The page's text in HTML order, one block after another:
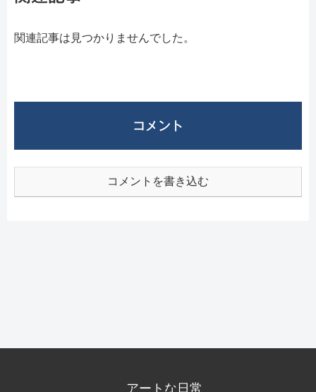
関連記事は見つかりませんでした。
コメント
コメントを書き込む
アートな日常